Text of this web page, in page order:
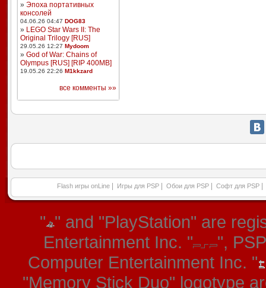
» Эпоха портативных
консолей
04.06.26 04:47 DOG83
» LEGO Star Wars II: The
Original Trilogy [RUS]
29.05.26 12:27 Mydoom
» God of War: Chains of
Olympus [RUS] [RIP 400MB]
19.05.26 22:26 M1kkzard
все комменты »»
Flash игры onLine Игры для PSP Обои для PSP Софт для PSP
" " and "PlayStation" are
Entertainment Inc. "
",
Computer Entertainment Inc. "
"Memory Stick Duo" logotype